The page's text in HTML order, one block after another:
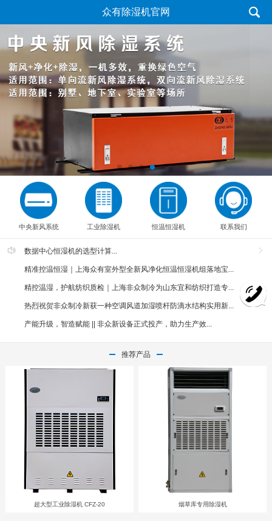
众有除湿机官网
中央新风系统 工业除湿机 恒温恒湿机 联系我们
数据中心恒湿机的选型计算...
精准控温恒湿｜上海众有室外型全新风净化恒温恒湿机组落地宝...
精控温湿，护航纺织质检｜上海非众制冷为山东宜和纺织打造专...
热烈祝贺非众制冷新获一种空调风道加湿喷杆防滴水结构实用新...
产能升级，智造赋能 || 非众新设备正式投产，助力生产效...
推荐产品
超大型工业除湿机 CFZ-20 烟草库专用除湿机